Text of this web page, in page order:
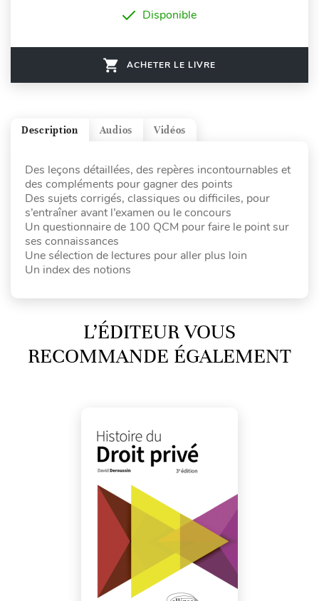
Disponible
ACHETER LE LIVRE
Vidéos
Audios
Description
Des leçons détaillées, des repères incontournables et
des compléments pour gagner des points
Des sujets corrigés, classiques ou difficiles, pour
s’entraîner avant l’examen ou le concours
Un questionnaire de 100 QCM pour faire le point sur
ses connaissances
Une sélection de lectures pour aller plus loin
Un index des notions
L’ÉDITEUR VOUS
RECOMMANDE ÉGALEMENT